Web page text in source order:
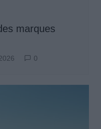
marques
0